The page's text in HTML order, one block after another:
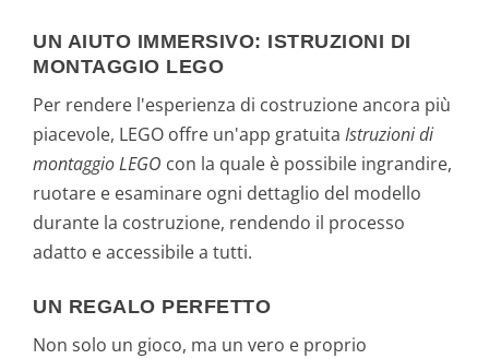
UN AIUTO IMMERSIVO: ISTRUZIONI DI
MONTAGGIO LEGO
Per rendere l'esperienza di costruzione ancora più
piacevole, LEGO offre un'app gratuita Istruzioni di
montaggio LEGO con la quale è possibile ingrandire,
ruotare e esaminare ogni dettaglio del modello
durante la costruzione, rendendo il processo
adatto e accessibile a tutti.
UN REGALO PERFETTO
Non solo un gioco, ma un vero e proprio